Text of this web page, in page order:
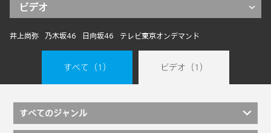
ビデオ
井上尚弥 乃木坂46 日向坂46 テレビ東京オンデマンド
すべて （1） ビデオ （1）
すべてのジャンル